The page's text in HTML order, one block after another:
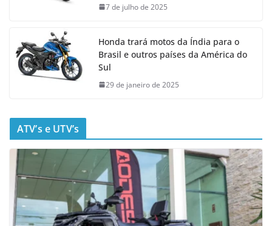
7 de julho de 2025
Honda trará motos da Índia para o
Brasil e outros países da América do
Sul
29 de janeiro de 2025
ATV’s e UTV’s